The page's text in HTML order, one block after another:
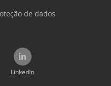
de dados
LinkedIn